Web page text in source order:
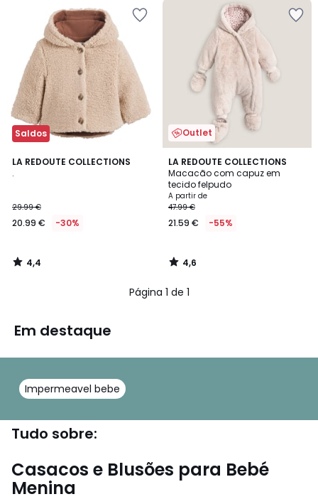
Saldos
LA REDOUTE COLLECTIONS
.
29.99 €
20.99 € -30%
4,4
4,4
/
Outlet
LA REDOUTE COLLECTIONS
Macacão com capuz em
tecido felpudo
A partir de
47.99 €
21.59 € -55%
4,6
/ 5
4,6
/
Página 1 de 1
Em destaque
Impermeavel bebe
Tudo sobre:
Casacos e Blusões para Bebé
Menina